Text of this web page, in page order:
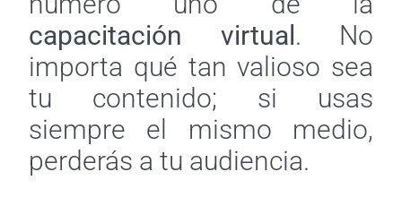
capacitación virtual. No
importa qué tan valioso sea
tu contenido; si usas
siempre el mismo medio,
perderás a tu audiencia.